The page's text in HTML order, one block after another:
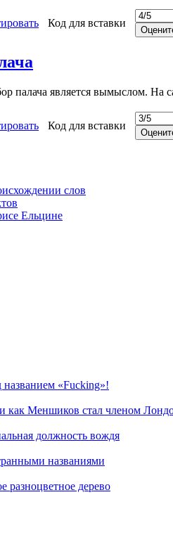
Код для вставки
палача является вымыслом. На
Код для вставки
слов
Ельцине
«Fucking»!
как Меншиков стал членом
должность вождя
названиями
дерево